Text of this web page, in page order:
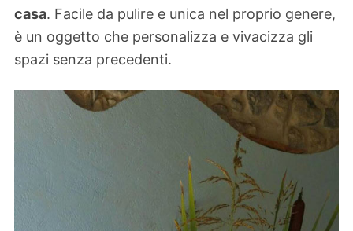
casa. Facile da pulire e unica nel proprio genere,
è un oggetto che personalizza e vivacizza gli
spazi senza precedenti.